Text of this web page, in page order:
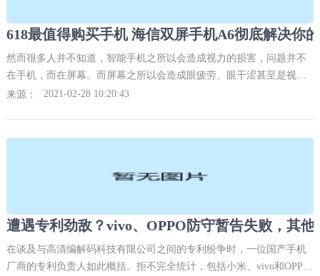
然而很多人并不知道，智能手机之所以会造成视力的损害，问题并不
在手机，而在屏幕。而屏幕之所以会造成眼疲劳、眼干涩甚至是视力
下降，主要是由于屏幕本身的光刺激所致，其中以蓝光伤害最为显
来源： 2021-02-28 10:20:43
在谈及与高清编解码科技有限公司之间的专利纷争时，一位国产手机
厂商的专利负责人如此概括。拒不完全统计，包括小米、vivo和OPPO